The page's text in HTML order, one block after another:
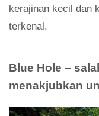
kerajinan kecil dan
terkenal.
Blue Hole –
menakjubkan